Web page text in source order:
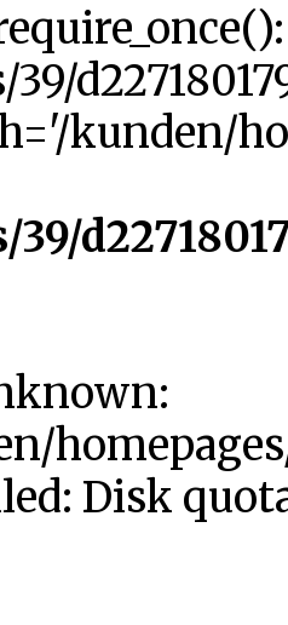
39/
kunden/
39/
Disk